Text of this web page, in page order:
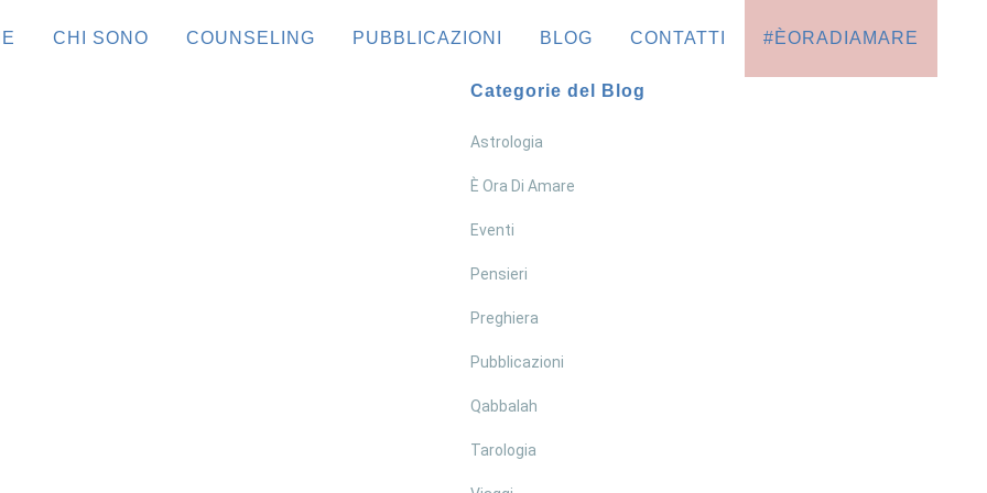
CHI SONO COUNSELING PUBBLICAZIONI BLOG CONTATTI #ÈORADIAMARE
Categorie del Blog
Astrologia
È Ora Di Amare
Eventi
Pensieri
Preghiera
Pubblicazioni
Qabbalah
Tarologia